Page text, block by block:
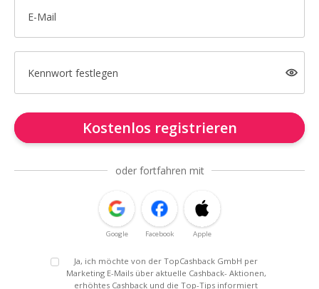
E-Mail
Kennwort festlegen
Kostenlos registrieren
oder fortfahren mit
Google Facebook Apple
Ja, ich möchte von der TopCashback GmbH per
Marketing E-Mails über aktuelle Cashback- Aktionen,
erhöhtes Cashback und die Top-Tips informiert